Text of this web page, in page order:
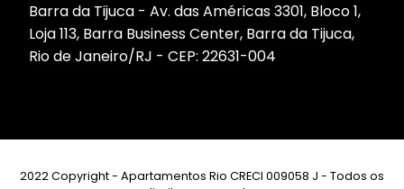
Barra da Tijuca - Av. das Américas 3301, Bloco 1,
Loja 113, Barra Business Center, Barra da Tijuca,
Rio de Janeiro/RJ - CEP: 22631-004
2022 Copyright - Apartamentos Rio CRECI 009058 J - Todos os